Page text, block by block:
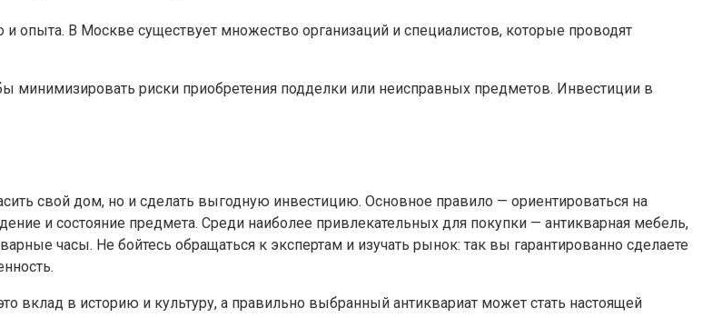
опыта. В Москве существует множество организаций и специалистов, которые проводят
минимизировать риски приобретения подделки или неисправных предметов. Инвестиции в
свой дом, но и сделать выгодную инвестицию. Основное правило — ориентироваться на
и состояние предмета. Среди наиболее привлекательных для покупки — антикварная мебель,
часы. Не бойтесь обращаться к экспертам и изучать рынок: так вы гарантированно сделаете
вклад в историю и культуру, а правильно выбранный антиквариат может стать настоящей